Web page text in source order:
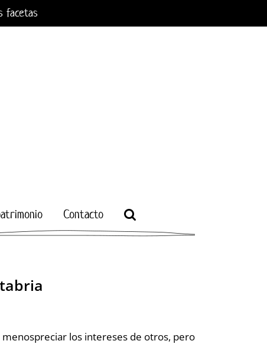
facetas
Contacto
los intereses de otros, pero